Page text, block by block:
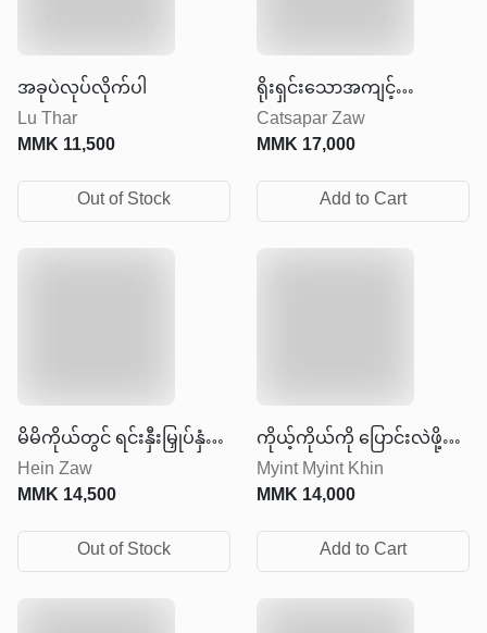
အခုပဲလုပ်လိုက်ပါ
Lu Thar
MMK11,500
Out of Stock
ရိုးရှင်းသောအကျင့်
ကောင်းမွန်သောဘဝ
Catsapar Zaw
MMK17,000
Add to Cart
မိမိကိုယ်တွင် ရင်းနှီးမြှုပ်နှံ
ခြင်း
Hein Zaw
MMK14,500
Out of Stock
ကိုယ့်ကိုယ်ကို ပြောင်းလဲဖို့
အတွက် သင်ခန်းစာ ၂၅ချက်
Myint Myint Khin
MMK14,000
Add to Cart